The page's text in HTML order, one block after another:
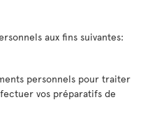
aux fins suivantes:
personnels pour traiter
vos préparatifs de